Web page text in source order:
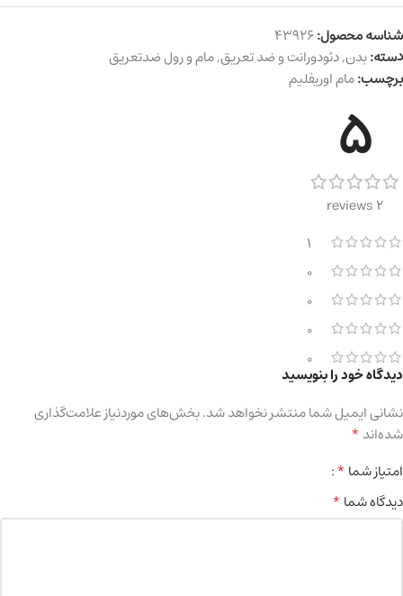
شناسه محصول:43926
دسته:بدن,دئودورانت و ضد تعریق,مام و رول ضدتعریق
برچسب:مام اوریفلیم
5
2 reviews
1
0
0
0
0
دیدگاه خود را بنویسید
نشانی ایمیل شما منتشر نخواهد شد.بخش‌های موردنیاز علامت‌گذاری
شده‌اند*
امتیاز شما*
دیدگاه شما*